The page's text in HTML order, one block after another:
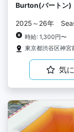
Burton(バートン)
2025～26年
時給: 1,300円〜
東京都渋谷区神
気